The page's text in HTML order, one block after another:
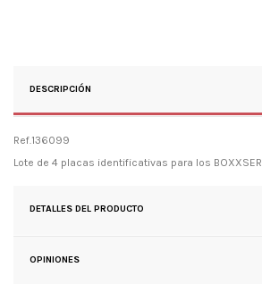
DESCRIPCIÓN
Ref.136099
Lote de 4 placas identificativas para los BOXXSER
DETALLES DEL PRODUCTO
OPINIONES